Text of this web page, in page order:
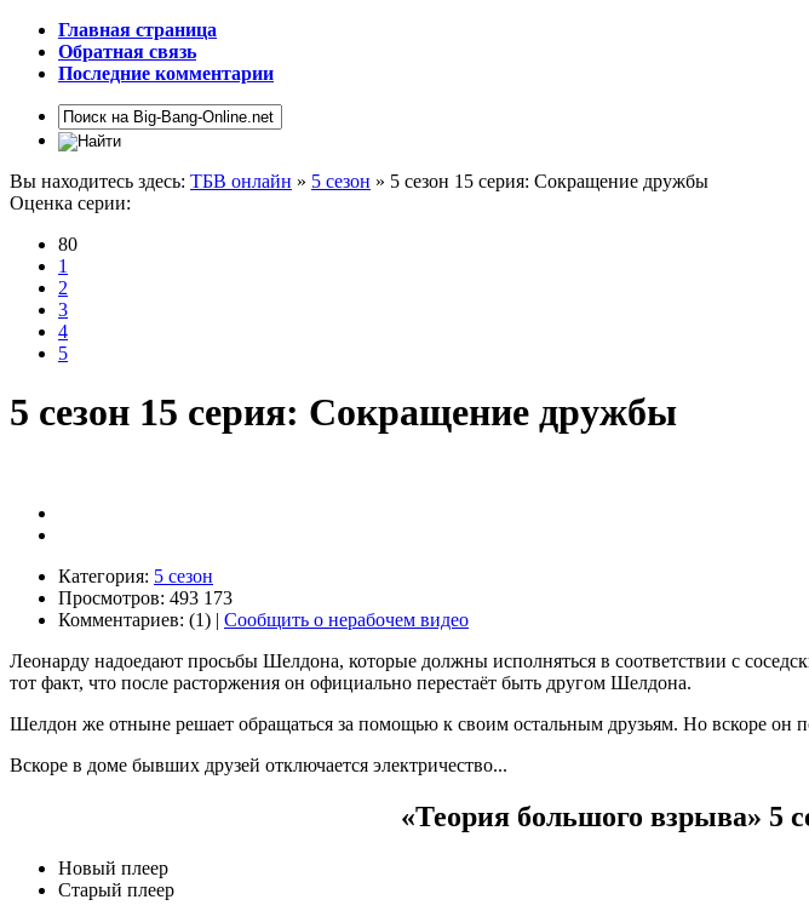
Главная страница
Обратная связь
Последние комментарии
Вы находитесь здесь: ТБВ онлайн » 5 сезон » 5 сезон 15 серия: Сокращение дружбы
Оценка серии:
80
1
2
3
4
5
5 сезон 15 серия: Сокращение дружбы
Категория: 5 сезон
Просмотров: 493 173
Комментариев: (1) | Сообщить о нерабочем видео
Леонарду надоедают просьбы Шелдона, которые должны исполняться в соответствии с
тот факт, что после расторжения он официально перестаёт быть другом Шелдона.
Шелдон же отныне решает обращаться за помощью к своим остальным друзьям. Но вскоре он
Вскоре в доме бывших друзей отключается электричество...
«Теория большого взрыва» 5
Новый плеер
Старый плеер